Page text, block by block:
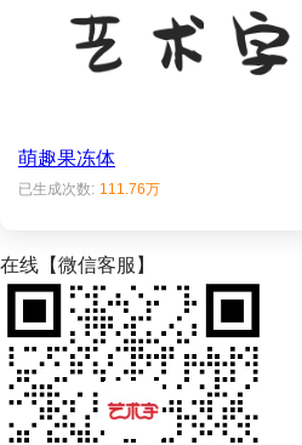
萌趣果冻体
已生成次数: 111.76万
在线【微信客服】